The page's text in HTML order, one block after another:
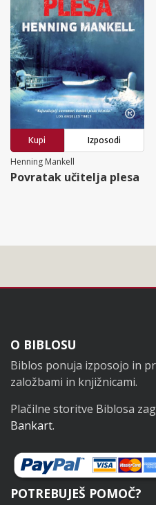
Kupi
Izposodi
Henning Mankell
Povratak učitelja plesa
Noga
O BIBLOSU
Biblos ponuja izposojo in
založbami in knjižnicami.
Plačilne storitve Biblosa
Bankart.
POTREBUJEŠ POMOČ?